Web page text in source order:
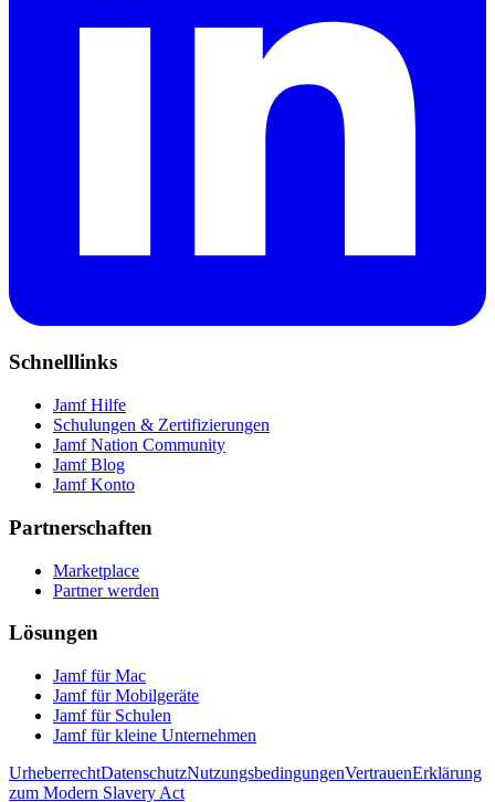
Schnelllinks
Jamf Hilfe
Schulungen & Zertifizierungen
Jamf Nation Community
Jamf Blog
Jamf Konto
Partnerschaften
Marketplace
Partner werden
Lösungen
Jamf für Mac
Jamf für Mobilgeräte
Jamf für Schulen
Jamf für kleine Unternehmen
UrheberrechtDatenschutzNutzungsbedingungenVertrauenErklärung
zum Modern Slavery Act